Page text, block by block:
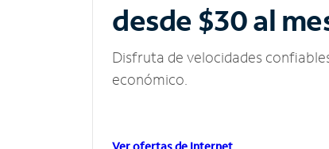
desde $30 al
Disfruta de velocidades
económico.